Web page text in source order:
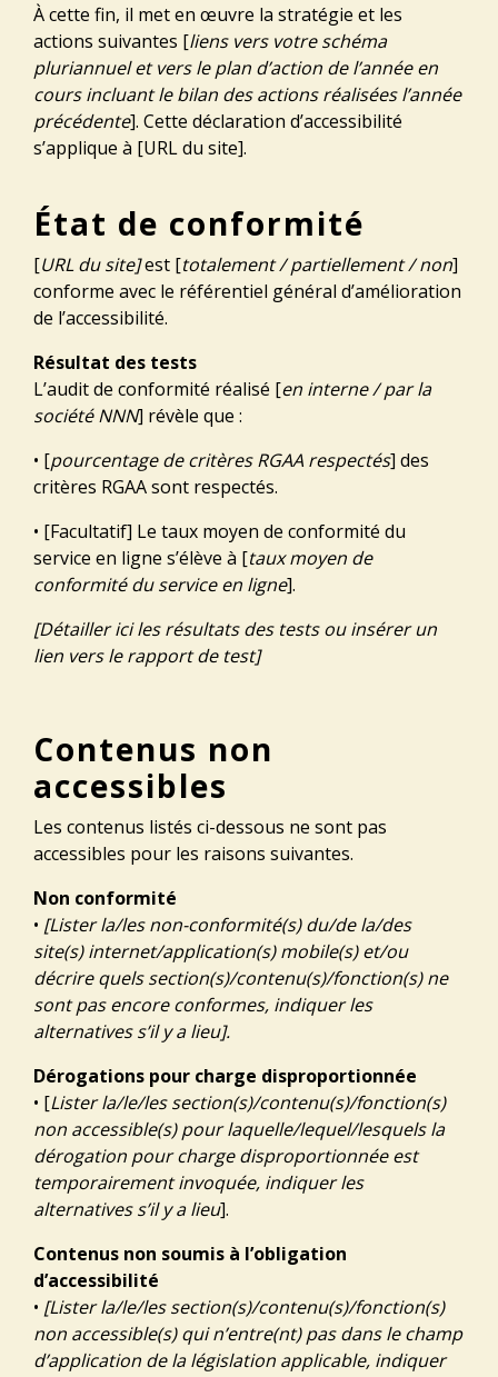
À cette fin, il met en œuvre la stratégie et les
actions suivantes [liens vers votre schéma
pluriannuel et vers le plan d’action de l’année en
cours incluant le bilan des actions réalisées l’année
précédente]. Cette déclaration d’accessibilité
s’applique à [URL du site].
État de conformité
[URL du site]est [totalement / partiellement / non]
conforme avec le référentiel général d’amélioration
de l’accessibilité.
Résultat des tests
L’audit de conformité réalisé [en interne / par la
société NNN] révèle que :
• [pourcentage de critères RGAA respectés] des
critères RGAA sont respectés.
• [Facultatif] Le taux moyen de conformité du
service en ligne s’élève à [taux moyen de
conformité du service en ligne].
[Détailler ici les résultats des tests ou insérer un
lien vers le rapport de test]
Contenus non
accessibles
Les contenus listés ci-dessous ne sont pas
accessibles pour les raisons suivantes.
Non conformité
• [Lister la/les non-conformité(s) du/de la/des
site(s) internet/application(s) mobile(s) et/ou
décrire quels section(s)/contenu(s)/fonction(s) ne
sont pas encore conformes, indiquer les
alternatives s’il y a lieu].
Dérogations pour charge disproportionnée
• [Lister la/le/les section(s)/contenu(s)/fonction(s)
non accessible(s) pour laquelle/lequel/lesquels la
dérogation pour charge disproportionnée est
temporairement invoquée, indiquer les
alternatives s’il y a lieu].
Contenus non soumis à l’obligation
d’accessibilité
• [Lister la/le/les section(s)/contenu(s)/fonction(s)
non accessible(s) qui n’entre(nt) pas dans le champ
d’application de la législation applicable, indiquer